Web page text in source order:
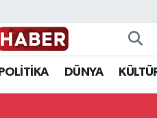
POLİTİKA DÜNYA